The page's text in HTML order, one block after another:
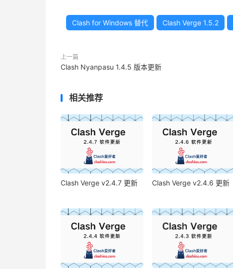
Clash for Windows 替代 Clash Verge 1.5.2
上一篇
Clash Nyanpasu 1.4.5 版本更新
相关推荐
Clash Verge v2.4.7 更新 Clash Verge v2.4.6 更新